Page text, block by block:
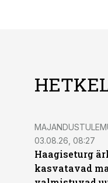
03.08.26, 08:27
Haagiseturg
kasvatavad